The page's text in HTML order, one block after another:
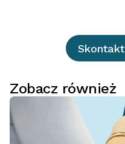
Zobacz również